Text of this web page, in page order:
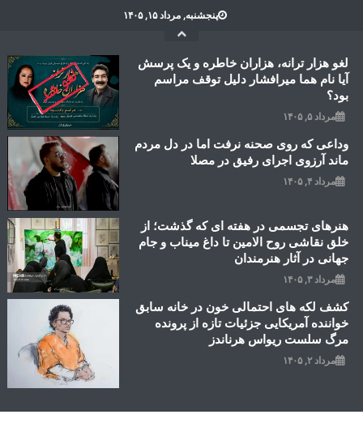
پنجشنبه, مرداد ۱۵, ۱۴۰۵
لغو هزار ترانه، هزاران خاطره و یک پرسش
آیا نام هما میرافشار دلیل توقف مراسم
بود؟
مرداد ۵, ۱۴۰۵
وداعی که روی صحنه نرفت اما در دل مردم
ماند آرزوی اجرای رفیق در مصلا
مرداد ۴, ۱۴۰۵
هنرهای تجسمی در هفته ای که گذشت؛ از
خلق نقاشی روح الامین تا داغ میناب و جام
جهانی در آثار هنرمندان
مرداد ۳, ۱۴۰۵
کشف لکه های احتمالی خون در خانه سابق
خواننده آمریکایی جزئیات تازه از پرونده
مرگ سلست ریواس هرناندز
مرداد ۲, ۱۴۰۵